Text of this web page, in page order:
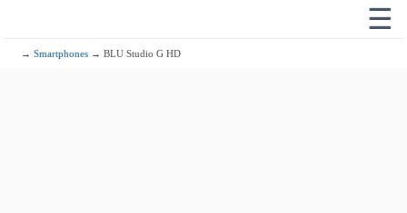
☰
→Smartphones → BLU Studio G HD